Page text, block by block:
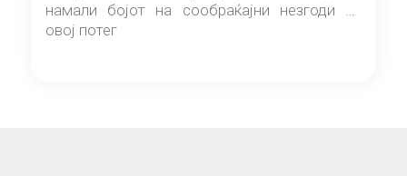
намали бојот на сообраќајни незгоди на
овој потег